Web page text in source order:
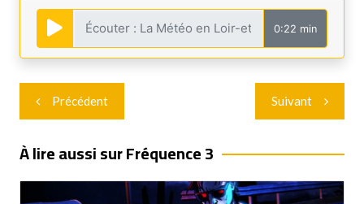
0:22 min
Navigation
de
l’article
Précédent Suivant
À lire aussi sur Fréquence 3